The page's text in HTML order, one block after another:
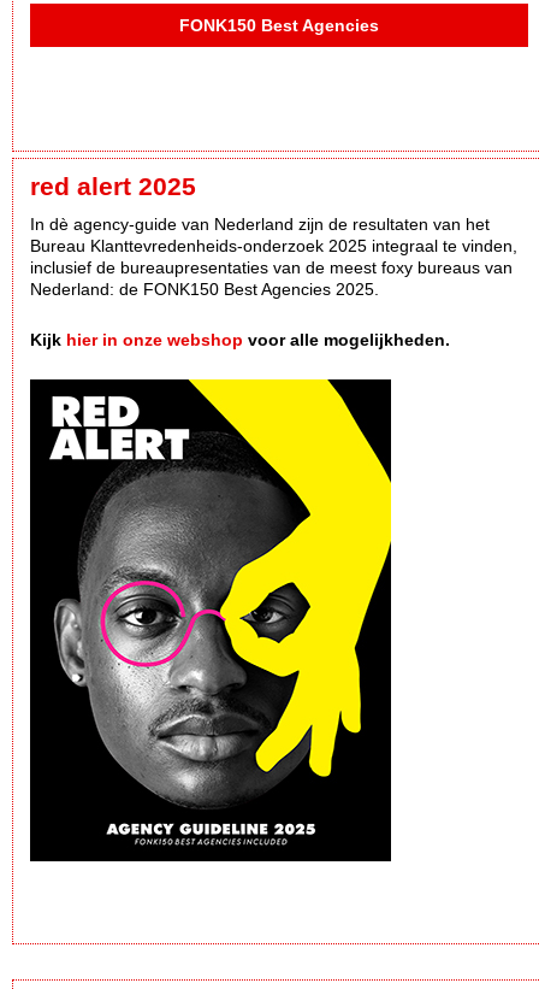
FONK150 Best Agencies
red alert 2025
In dè agency-guide van Nederland zijn de resultaten van het
Bureau Klanttevredenheids-onderzoek 2025 integraal te vinden,
inclusief de bureaupresentaties van de meest foxy bureaus van
Nederland: de FONK150 Best Agencies 2025.
Kijk hier in onze webshop voor alle mogelijkheden.